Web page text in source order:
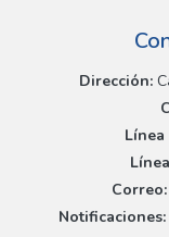
Dirección:
Línea
Correo:
Notificaciones: